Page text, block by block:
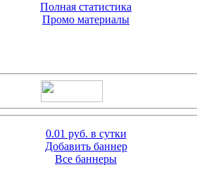
Полная статистика
Промо материалы
0.01 руб. в сутки
Добавить баннер
Все баннеры